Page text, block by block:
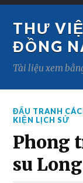
THƯ
ĐỒNG
Tài liệu xem
ĐẤU TRANH
KIỆN LỊCH SỬ
Phong
su